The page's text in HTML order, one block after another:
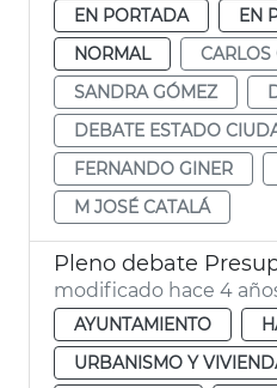
EN PORTADA
EN
NORMAL
CARLOS
SANDRA GÓMEZ
DEBATE ESTADO
FERNANDO GINER
M JOSÉ CATALÁ
modificado hace 4
AYUNTAMIENTO
URBANISMO Y